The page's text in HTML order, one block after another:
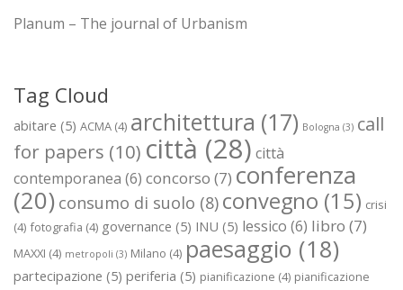
Planum – The journal of Urbanism
Tag Cloud
abitare (5) ACMA (4) architettura (17) Bologna (3) call
for papers (10) città (28) città
contemporanea (6) concorso (7) conferenza
(20) consumo di suolo (8) convegno (15) crisi
(4) fotografia (4) governance (5) INU (5) lessico (6) libro (7)
MAXXI (4) metropoli (3) Milano (4) paesaggio (18)
partecipazione (5) periferia (5) pianificazione (4) pianificazione